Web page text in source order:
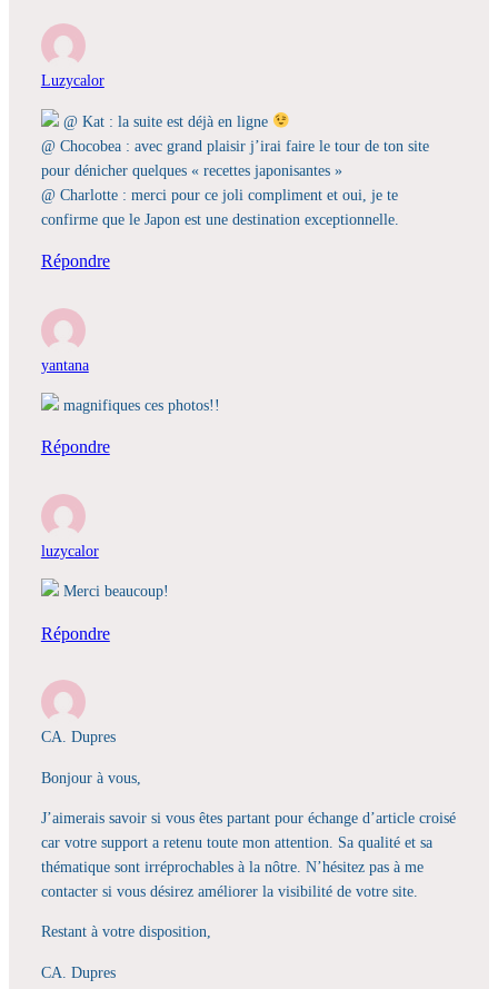
Luzycalor
@ Kat : la suite est déjà en ligne
@ Chocobea : avec grand plaisir j’irai faire le tour de ton site
pour dénicher quelques « recettes japonisantes »
@ Charlotte : merci pour ce joli compliment et oui, je te
confirme que le Japon est une destination exceptionnelle.
Répondre
yantana
magnifiques ces photos!!
Répondre
luzycalor
Merci beaucoup!
Répondre
CA. Dupres
Bonjour à vous,
J’aimerais savoir si vous êtes partant pour échange d’article croisé
car votre support a retenu toute mon attention. Sa qualité et sa
thématique sont irréprochables à la nôtre. N’hésitez pas à me
contacter si vous désirez améliorer la visibilité de votre site.
Restant à votre disposition,
CA. Dupres